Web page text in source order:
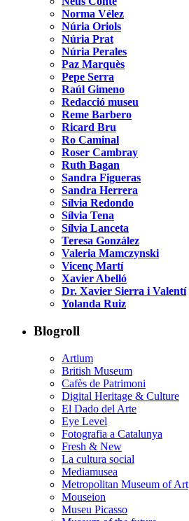
Norma Vélez
Núria Oriols
Núria Prat
Núria Perales
Paz Marquès
Pepe Serra
Raúl Gimeno
Redacció museu
Reme Barbero
Ricard Bru
Ro Caminal
Roser Cambray
Ruth Bagan
Sandra Figueras
Sandra Herrera
Sílvia Redondo
Sílvia Tena
Sílvia Lanceta
Teresa González
Valeria Mamczynski
Vicenç Martí
Xavier Abelló
Dr. Xavier Sierra i Valentí
Yolanda Ruiz
Blogroll
Artium
British Museum
Cafès de Patrimoni
Digital Heritage & Culture
El Dado del Arte
Eye Level
Fotografia a Catalunya
Fresh & New
La cultura social
Mediamusea
Metropolitan Museum of Art
Mouseion
Museu Picasso